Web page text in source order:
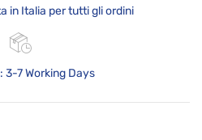
in Italia per tutti gli ordini
3-7 Working Days